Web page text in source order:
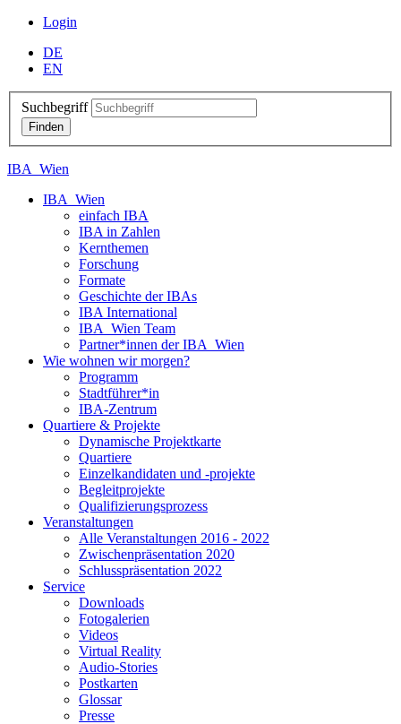
Login
DE
EN
Suchbegriff
IBA_Wien
IBA_Wien
einfach IBA
IBA in Zahlen
Kernthemen
Forschung
Formate
Geschichte der IBAs
IBA International
IBA_Wien Team
Partner*innen der IBA_Wien
Wie wohnen wir morgen?
Programm
Stadtführer*in
IBA-Zentrum
Quartiere & Projekte
Dynamische Projektkarte
Quartiere
Einzelkandidaten und -projekte
Begleitprojekte
Qualifizierungsprozess
Veranstaltungen
Alle Veranstaltungen 2016 - 2022
Zwischenpräsentation 2020
Schlusspräsentation 2022
Service
Downloads
Fotogalerien
Videos
Virtual Reality
Audio-Stories
Postkarten
Glossar
Presse